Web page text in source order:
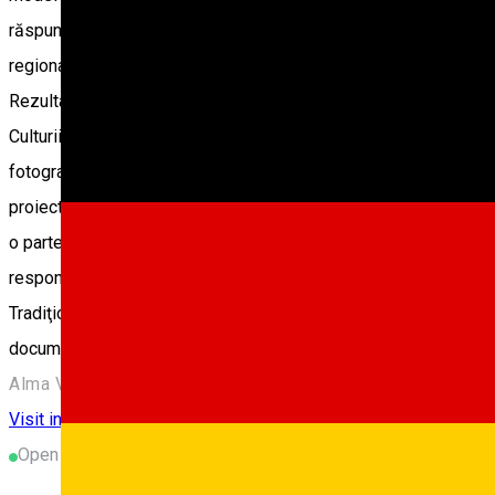
răspunde nevoilor locale prin crearea de oportunități durabile
regionale prin reprezentarea și interpretarea corectă a culturii
Rezultatele principale ale proiectului vor fi următoarele:
Culturii Tradiționale ce va include spaţii expoziţionale şi de
fotogrametrie a sitului de patrimoniu Alma Vii; realizarea unui
proiectului, actorii locali vor fi consultaţi şi implicaţi în fiecare
o parte dintre ei va fi implicată direct în dezvoltarea de
responsabilităţii către localnici, în scopul de a asigura
Tradiţionale vor fi încheiate parteneriate cu centre de
documentare de scurt metraj, care vor fi accesibile publicului
Alma Vii 557161, Romania
Visit in Sibiu CountyKreis SibiuTouristisches Ziel
Open